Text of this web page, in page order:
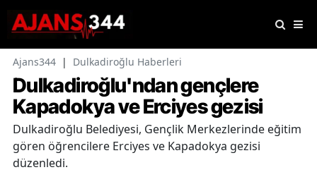
Ajans344 | Dulkadiroğlu Haberleri
Dulkadiroğlu'ndan gençlere
Kapadokya ve Erciyes gezisi
Dulkadiroğlu Belediyesi, Gençlik Merkezlerinde eğitim
gören öğrencilere Erciyes ve Kapadokya gezisi
düzenledi.